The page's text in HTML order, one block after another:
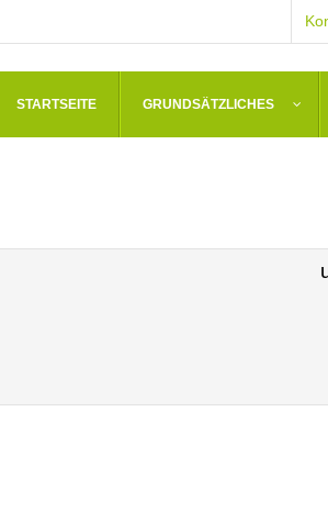
STARTSEITE GRUNDSÄTZLICHES